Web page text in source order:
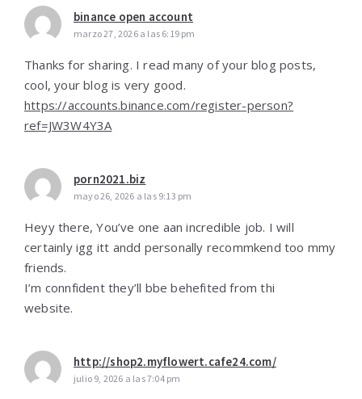
binance open account
marzo 27, 2026 a las 6:19 pm
Thanks for sharing. I read many of your blog posts,
cool, your blog is very good.
https://accounts.binance.com/register-person?
ref=JW3W4Y3A
porn2021.biz
mayo 26, 2026 a las 9:13 pm
Heyy there, You’ve one aan incredible job. I will
certainly igg itt andd personally recommkend too mmy
friends.
I’m connfident they’ll bbe behefited from thi
website.
http://shop2.myflowert.cafe24.com/
julio 9, 2026 a las 7:04 pm